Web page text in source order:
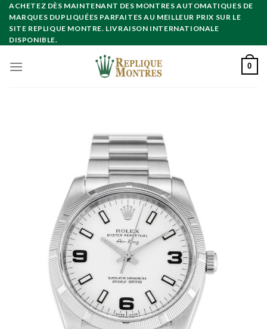
Skip
content
ACHETEZ DÈS MAINTENANT DES MONTRES AUTOMATIQUES DE
MARQUES DUPLIQUÉES PARFAITES AU MEILLEUR PRIX SUR LE
SITE REPLIQUE MONTRE. LIVRAISON INTERNATIONALE
DISPONIBLE.
0